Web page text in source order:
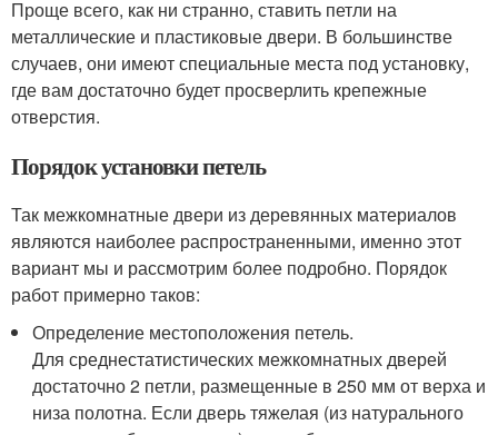
Проще всего, как ни странно, ставить петли на
металлические и пластиковые двери. В большинстве
случаев, они имеют специальные места под установку,
где вам достаточно будет просверлить крепежные
отверстия.
Порядок установки петель
Так межкомнатные двери из деревянных материалов
являются наиболее распространенными, именно этот
вариант мы и рассмотрим более подробно. Порядок
работ примерно таков:
Определение местоположения петель.
Для среднестатистических межкомнатных дверей
достаточно 2 петли, размещенные в 250 мм от верха и
низа полотна. Если дверь тяжелая (из натурального